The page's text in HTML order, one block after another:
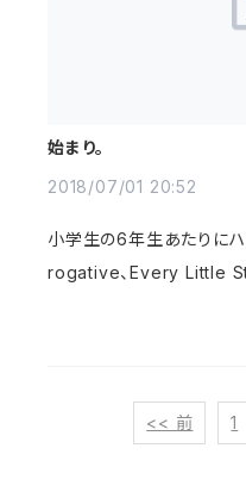
始まり。
2018/07/01 20:52
小学生の6年生あたりに
rogative、Every Little
<< 前 1